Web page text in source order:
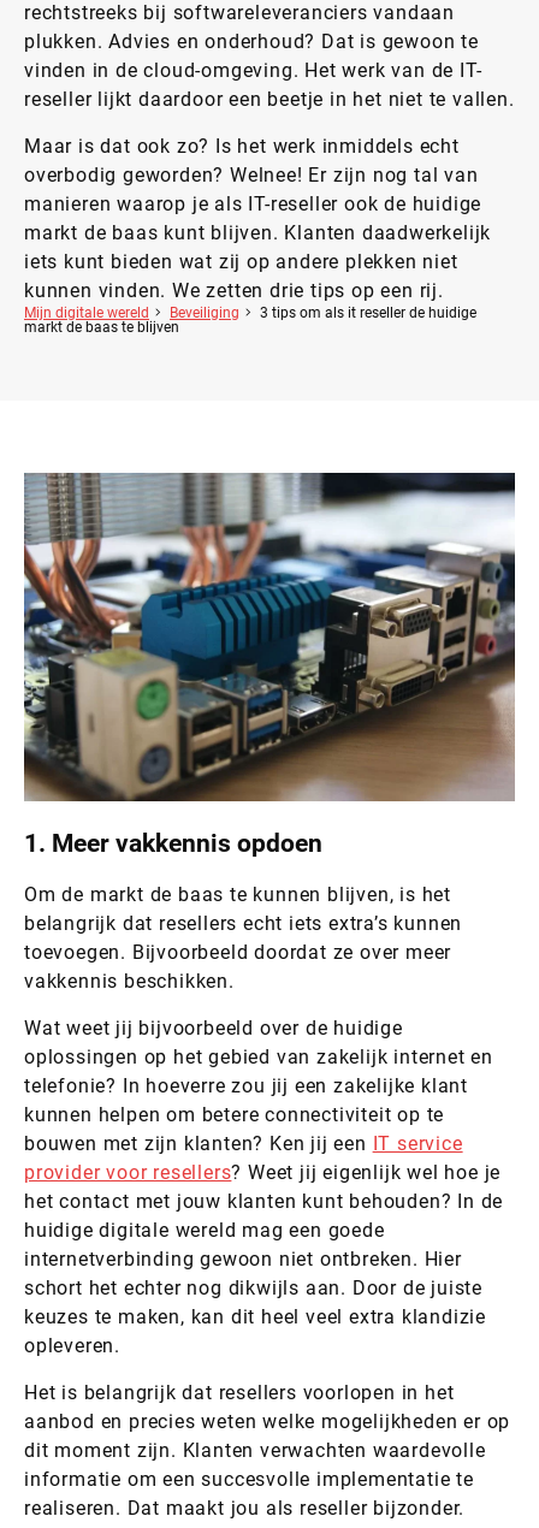
rechtstreeks bij softwareleveranciers vandaan
plukken. Advies en onderhoud? Dat is gewoon te
vinden in de cloud-omgeving. Het werk van de IT-
reseller lijkt daardoor een beetje in het niet te vallen.
Maar is dat ook zo? Is het werk inmiddels echt
overbodig geworden? Welnee! Er zijn nog tal van
manieren waarop je als IT-reseller ook de huidige
markt de baas kunt blijven. Klanten daadwerkelijk
iets kunt bieden wat zij op andere plekken niet
kunnen vinden. We zetten drie tips op een rij.
Mijn digitale wereld Beveiliging
3 tips om als it reseller de huidige
markt de baas te blijven
1. Meer vakkennis opdoen
Om de markt de baas te kunnen blijven, is het
belangrijk dat resellers echt iets extra’s kunnen
toevoegen. Bijvoorbeeld doordat ze over meer
vakkennis beschikken.
Wat weet jij bijvoorbeeld over de huidige
oplossingen op het gebied van zakelijk internet en
telefonie? In hoeverre zou jij een zakelijke klant
kunnen helpen om betere connectiviteit op te
bouwen met zijn klanten? Ken jij een IT service
provider voor resellers? Weet jij eigenlijk wel hoe je
het contact met jouw klanten kunt behouden? In de
huidige digitale wereld mag een goede
internetverbinding gewoon niet ontbreken. Hier
schort het echter nog dikwijls aan. Door de juiste
keuzes te maken, kan dit heel veel extra klandizie
opleveren.
Het is belangrijk dat resellers voorlopen in het
aanbod en precies weten welke mogelijkheden er op
dit moment zijn. Klanten verwachten waardevolle
informatie om een succesvolle implementatie te
realiseren. Dat maakt jou als reseller bijzonder.